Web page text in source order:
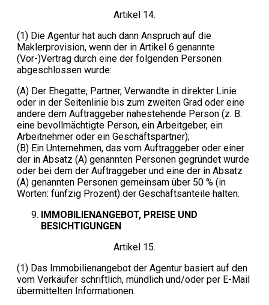
Artikel 14.
(1) Die Agentur hat auch dann Anspruch auf die
Maklerprovision, wenn der in Artikel 6 genannte
(Vor-)Vertrag durch eine der folgenden Personen
abgeschlossen wurde:
(A) Der Ehegatte, Partner, Verwandte in direkter Linie
oder in der Seitenlinie bis zum zweiten Grad oder eine
andere dem Auftraggeber nahestehende Person (z. B.
eine bevollmächtigte Person, ein Arbeitgeber, ein
Arbeitnehmer oder ein Geschäftspartner);
(B) Ein Unternehmen, das vom Auftraggeber oder einer
der in Absatz (A) genannten Personen gegründet wurde
oder bei dem der Auftraggeber und eine der in Absatz
(A) genannten Personen gemeinsam über 50 % (in
Worten: fünfzig Prozent) der Geschäftsanteile halten.
IMMOBILIENANGEBOT, PREISE UND
BESICHTIGUNGEN
Artikel 15.
(1) Das Immobilienangebot der Agentur basiert auf den
vom Verkäufer schriftlich, mündlich und/oder per E-Mail
übermittelten Informationen.